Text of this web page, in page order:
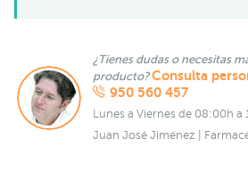
¿Tienes dudas o necesitas
producto?Consulta
950 560 457
Lunes a Viernes de 08:00h a
Juan José Jiménez |